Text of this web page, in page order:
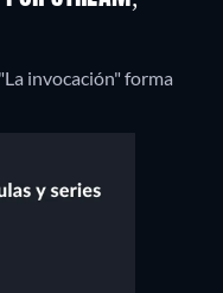
invocación" forma